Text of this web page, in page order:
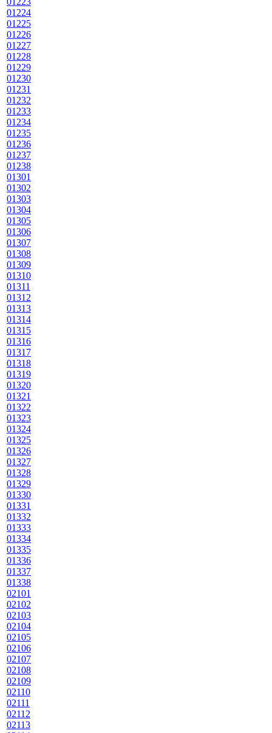
01224
01225
01226
01227
01228
01229
01230
01231
01232
01233
01234
01235
01236
01237
01238
01301
01302
01303
01304
01305
01306
01307
01308
01309
01310
01311
01312
01313
01314
01315
01316
01317
01318
01319
01320
01321
01322
01323
01324
01325
01326
01327
01328
01329
01330
01331
01332
01333
01334
01335
01336
01337
01338
02101
02102
02103
02104
02105
02106
02107
02108
02109
02110
02111
02112
02113